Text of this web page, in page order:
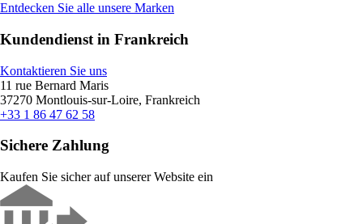
Entdecken Sie alle unsere Marken
Kundendienst in Frankreich
Kontaktieren Sie uns
11 rue Bernard Maris
37270 Montlouis-sur-Loire, Frankreich
+33 1 86 47 62 58
Sichere Zahlung
Kaufen Sie sicher auf unserer Website ein